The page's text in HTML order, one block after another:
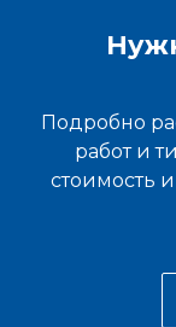
Подробно
работ и
стоимость